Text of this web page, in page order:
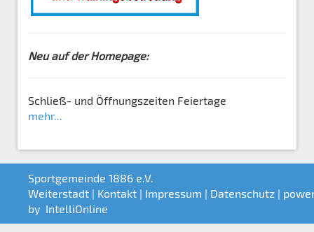
Neu auf der Homepage:
Schließ- und Öffnungszeiten Feiertage
mehr...
Sportgemeinde 1886 e.V.
Weiterstadt | Kontakt | Impressum | Datenschutz |
by IntelliOnline